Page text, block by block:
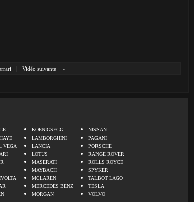
| Vidéo suivante »
VEGA
KOENIGSEGG
LAMBORGHINI
LANCIA
LOTUS
MASERATI
MAYBACH
MCLAREN
MERCEDES BENZ
MORGAN
NISSAN
PAGANI
PORSCHE
RANGE ROVER
ROLLS ROYCE
SPYKER
TALBOT LAGO
TESLA
VOLVO